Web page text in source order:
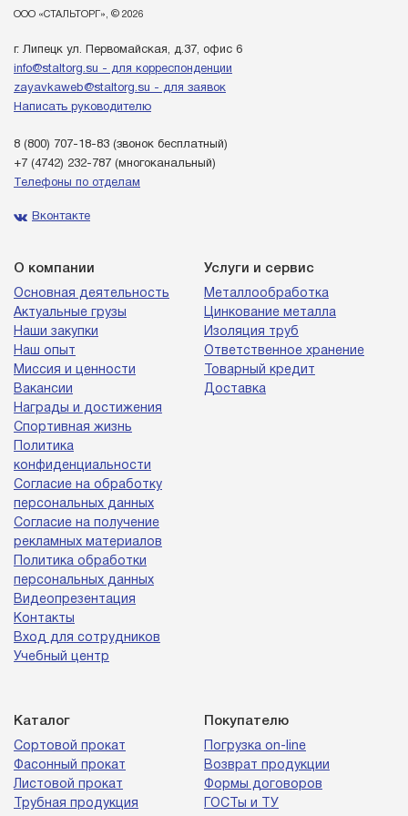
ООО «СТАЛЬТОРГ», © 2026
г. Липецк ул. Первомайская, д.37, офис 6
info@staltorg.su - для корреспонденции
zayavkaweb@staltorg.su - для заявок
Написать руководителю
8 (800) 707-18-83 (звонок бесплатный)
+7 (4742) 232-787 (многоканальный)
Телефоны по отделам
Вконтакте
О компании
Основная деятельность
Актуальные грузы
Наши закупки
Наш опыт
Миссия и ценности
Вакансии
Награды и достижения
Спортивная жизнь
Политика
конфиденциальности
Согласие на обработку
персональных данных
Согласие на получение
рекламных материалов
Политика обработки
персональных данных
Видеопрезентация
Контакты
Вход для сотрудников
Учебный центр
Услуги и сервис
Металлообработка
Цинкование металла
Изоляция труб
Ответственное хранение
Товарный кредит
Доставка
Каталог
Сортовой прокат
Фасонный прокат
Листовой прокат
Трубная продукция
Покупателю
Погрузка on-line
Возврат продукции
Формы договоров
ГОСТы и ТУ